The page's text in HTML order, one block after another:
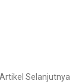
Artikel Selanjutnya